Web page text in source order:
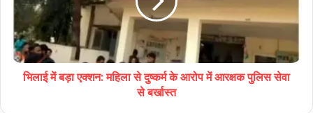
भिलाई में बड़ा एक्शन: महिला से दुष्कर्म के आरोप में आरक्षक पुलिस सेवा
से बर्खास्त